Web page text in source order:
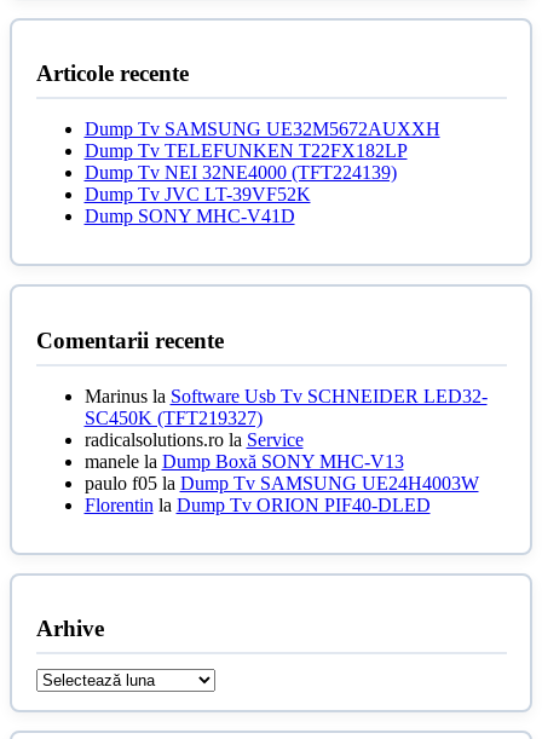
Articole recente
Dump Tv SAMSUNG UE32M5672AUXXH
Dump Tv TELEFUNKEN T22FX182LP
Dump Tv NEI 32NE4000 (TFT224139)
Dump Tv JVC LT-39VF52K
Dump SONY MHC-V41D
Comentarii recente
Marinusla Software Usb Tv SCHNEIDER LED32-
SC450K (TFT219327)
radicalsolutions.rola Service
manelela Dump Boxă SONY MHC-V13
paulo f05la Dump Tv SAMSUNG UE24H4003W
Florentin la Dump Tv ORION PIF40-DLED
Arhive
Arhive